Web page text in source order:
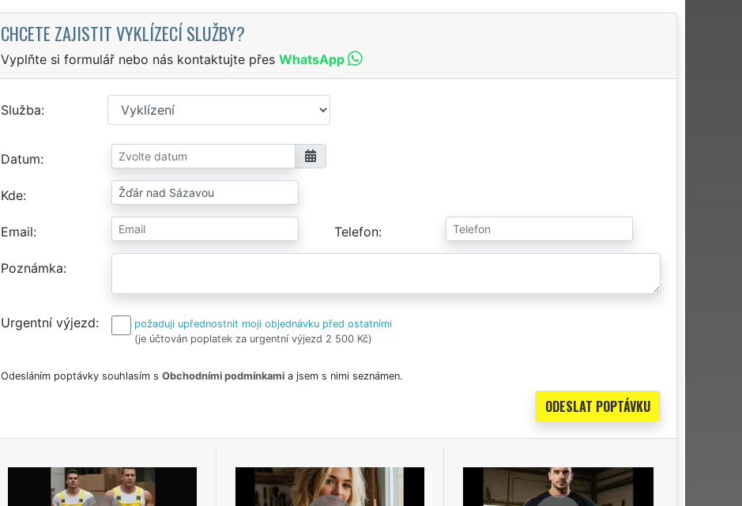
CHCETE ZAJISTIT VYKLÍZECÍ SLUŽBY?
Vyplňte si formulář nebo nás kontaktujte přes WhatsApp
Služba
Datum
Kde
Email Telefon
Poznámka
Urgentní výjezd
požaduji upřednostnit moji objednávku před ostatními
(je účtován poplatek za urgentní výjezd 2 500 Kč)
Odesláním poptávky souhlasím s Obchodními podmínkamia jsem s nimi seznámen.